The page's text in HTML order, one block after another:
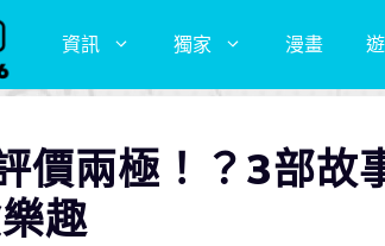
資訊 獨家 漫畫
價兩極！？3部故
趣